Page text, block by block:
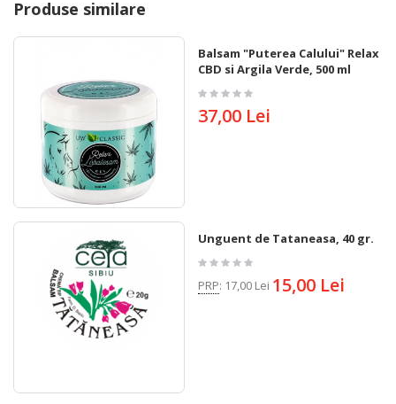
Produse similare
Balsam "Puterea Calului" Relax cu
CBD si Argila Verde, 500 ml
37,00 Lei
Unguent de Tataneasa, 40 gr.
PRP: 17,00 Lei 15,00 Lei